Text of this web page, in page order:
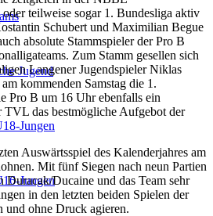
Jugend
Jungen
Jungen
teilweise sogar 1. Bundesliga aktiv
Schubert und Maximilian Begue
absolute Stammspieler der Pro B
Zum Stamm gesellen sich
Langener Jugendspieler Niklas
kommenden Samstag die 1.
Pro B um 16 Uhr ebenfalls ein
TVL das bestmögliche Aufgebot der
Auswärtsspiel des Kalenderjahres am
Mit fünf Siegen nach neun Partien
Duracak/Ducaine und das Team sehr
in den letzten beiden Spielen der
und ohne Druck agieren.